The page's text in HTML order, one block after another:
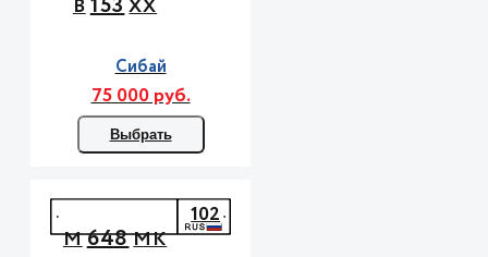
В ХХ
Сибай
75 000 руб.
Выбрать
М648МК
102